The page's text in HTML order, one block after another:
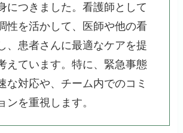
につきました。看護師として
性を活かして、医師や他の看
、患者さんに最適なケアを提
えています。特に、緊急事態
な対応や、チーム内でのコミ
ンを重視します。